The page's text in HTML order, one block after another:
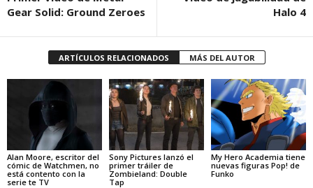
Gear Solid: Ground Zeroes
Halo 4
ARTÍCULOS RELACIONADOS MÁS DEL AUTOR
Alan Moore, escritor del
cómic de Watchmen, no
está contento con la
serie te TV
Sony Pictures lanzó el
primer tráiler de
Zombieland: Double
Tap
My Hero Academia tiene
nuevas figuras Pop! de
Funko